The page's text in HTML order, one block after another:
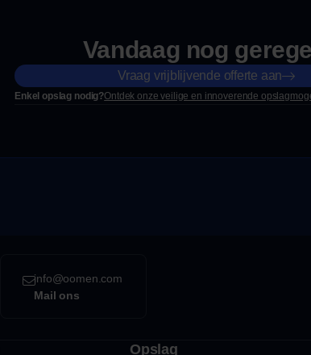
Vandaag nog
Vraag vrijblijvende offerte aan
Enkel opslag nodig?Ontdek onze veilige en innoverende
info@oomen.com
Mail ons
Opslag